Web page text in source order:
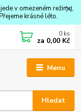
v omezeném režimu,
krásné léto.
Menu
Hledat
0 ks
za 0,00 Kč